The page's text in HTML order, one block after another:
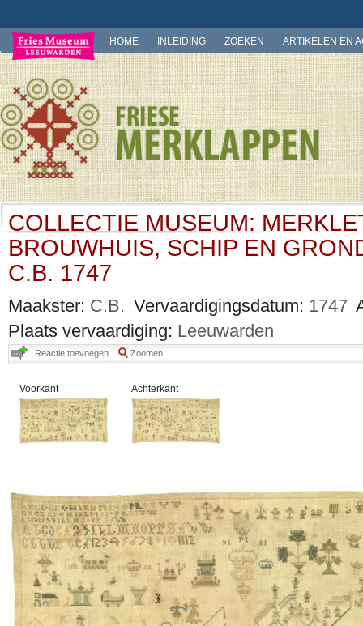
HOME INLEIDING ZOEKEN ARTIKELEN EN
COLLECTIE MUSEUM:
BROUWHUIS, SCHIP EN
C.B. 1747
Maakster: C.B. Vervaardigingsdatum: 1747
Plaats vervaardiging: Leeuwarden
Reactie toevoegen Zoomen
Voorkant Achterkant